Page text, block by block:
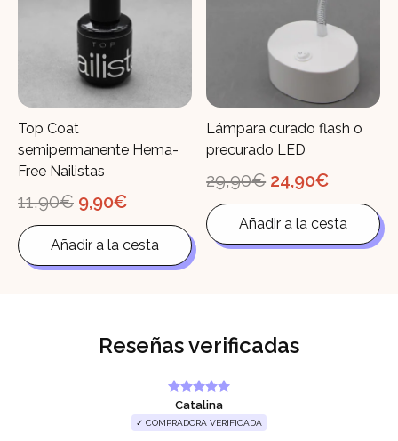
Top Coat
semipermanente Hema-
Free Nailistas
11,90€ El
precio
era:
11,90€.
9,90€El
actual
es:
9,90€.
Añadir a la cesta
Lámpara curado flash o
precurado LED
29,90€ El
precio
era:
29,90€.
24,90€El
actual
es:
24,90€.
Añadir a la cesta
Reseñas verificadas
Catalina
✓ COMPRADORA VERIFICADA